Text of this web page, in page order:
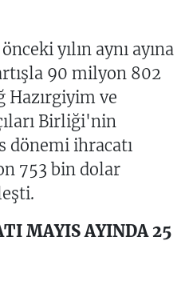
yılın aynı ayına
90 milyon 802
Hazırgiyim ve
Birliği'nin
dönemi ihracatı
753 bin dolar
MAYIS AYINDA 25